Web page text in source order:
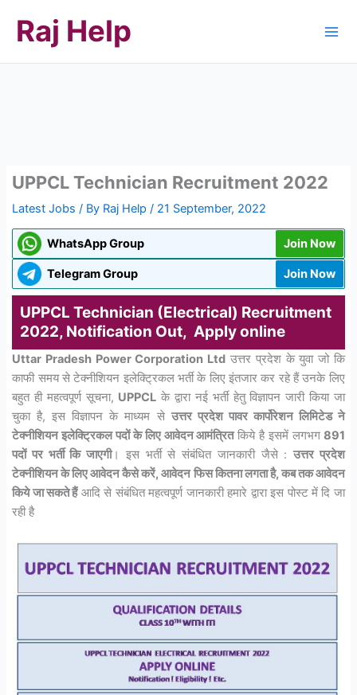
content
Raj Help
UPPCL Technician Recruitment 2022
Latest Jobs / By Raj Help/ 21 September, 2022
WhatsApp Group Join Now
Telegram Group Join Now
UPPCL Technician (Electrical) Recruitment
2022, Notification Out, Apply online
Uttar Pradesh Power Corporation Ltd उत्तर प्रदेश के युवा जो कि
काफी समय से टेक्नीशियन इलेक्ट्रिकल भर्ती के लिए इंतजार कर रहे हैं उनके लिए
बहुत ही महत्वपूर्ण सूचना, UPPCL के द्वारा नई भर्ती हेतु विज्ञापन जारी किया जा
चुका है, इस विज्ञापन के माध्यम से उत्तर प्रदेश पावर कार्पोरेशन लिमिटेड ने
टेक्नीशियन इलेक्ट्रिकल पदों के लिए आवेदन आमंत्रितकिये है इसमें लगभग891
पदों पर भर्ती कि जाएगी। इस भर्ती से संबंधित जानकारी जैसे :उत्तर प्रदेश
टेक्नीशियन के लिए आवेदन कैसे करें, आवेदन फिस कितना लगता है, कब तक आवेदन
किये जा सकते हैंआदि से संबंधित महत्वपूर्ण जानकारी हमारे द्वारा इस पोस्ट में दि जा
रही है